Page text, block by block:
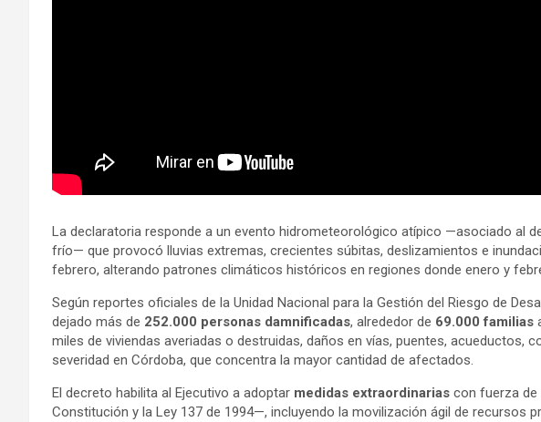
La declaratoria responde a un evento hidrometeorológico atípico —asociado al
frío— que provocó lluvias extremas, crecientes súbitas, deslizamientos e
febrero, alterando patrones climáticos históricos en regiones donde enero y
Según reportes oficiales de la Unidad Nacional para la Gestión del Riesgo de
dejado más de 252.000 personas damnificadas, alrededor de 69.000 familias
miles de viviendas averiadas o destruidas, daños en vías, puentes, acueductos,
severidad en Córdoba, que concentra la mayor cantidad de afectados.
El decreto habilita al Ejecutivo a adoptar medidas extraordinarias con fuerza de
Constitución y la Ley 137 de 1994—, incluyendo la movilización ágil de recursos